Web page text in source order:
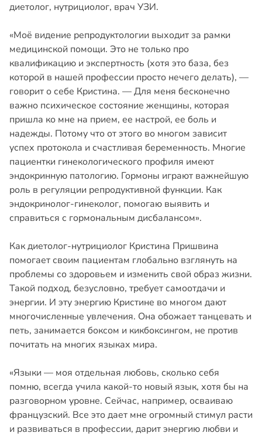
диетолог, нутрициолог, врач УЗИ.
«Моё видение репродуктологии выходит за рамки
медицинской помощи. Это не только про
квалификацию и экспертность (хотя это база, без
которой в нашей профессии просто нечего делать), —
говорит о себе Кристина. — Для меня бесконечно
важно психическое состояние женщины, которая
пришла ко мне на прием, ее настрой, ее боль и
надежды. Потому что от этого во многом зависит
успех протокола и счастливая беременность. Многие
пациентки гинекологического профиля имеют
эндокринную патологию. Гормоны играют важнейшую
роль в регуляции репродуктивной функции. Как
эндокринолог-гинеколог, помогаю выявить и
справиться с гормональным дисбалансом».
Как диетолог-нутрициолог Кристина Пришвина
помогает своим пациентам глобально взглянуть на
проблемы со здоровьем и изменить свой образ жизни.
Такой подход, безусловно, требует самоотдачи и
энергии. И эту энергию Кристине во многом дают
многочисленные увлечения. Она обожает танцевать и
петь, занимается боксом и кикбоксингом, не против
почитать на многих языках мира.
«Языки — моя отдельная любовь, сколько себя
помню, всегда учила какой-то новый язык, хотя бы на
разговорном уровне. Сейчас, например, осваиваю
французский. Все это дает мне огромный стимул расти
и развиваться в профессии, дарит энергию любви и